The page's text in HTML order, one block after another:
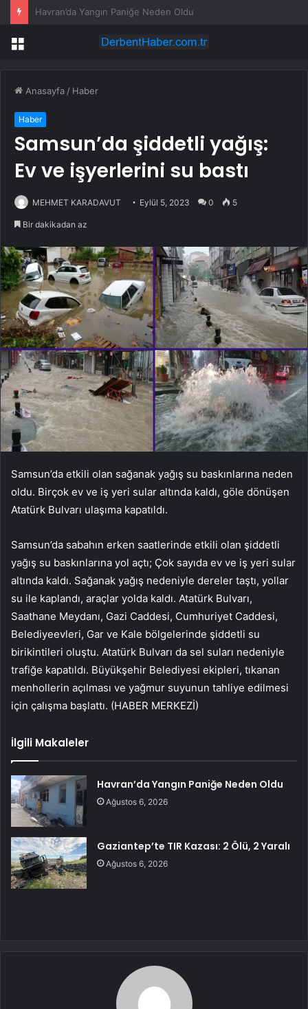
Gaziantep’te TIR Kazası: 2 Ölü, 2 Yaralı
Menü
Anasayfa / Haber
Haber
Samsun’da şiddetli yağış:
Ev ve işyerlerini su bastı
MEHMET KARADAVUT Eylül 5, 2023 0 5
Bir dakikadan az
Samsun’da etkili olan sağanak yağış su baskınlarına neden
oldu. Birçok ev ve iş yeri sular altında kaldı, göle dönüşen
Atatürk Bulvarı ulaşıma kapatıldı.
Samsun’da sabahın erken saatlerinde etkili olan şiddetli
yağış su baskınlarına yol açtı; Çok sayıda ev ve iş yeri sular
altında kaldı. Sağanak yağış nedeniyle dereler taştı, yollar
su ile kaplandı, araçlar yolda kaldı. Atatürk Bulvarı,
Saathane Meydanı, Gazi Caddesi, Cumhuriyet Caddesi,
Belediyeevleri, Gar ve Kale bölgelerinde şiddetli su
birikintileri oluştu. Atatürk Bulvarı da sel suları nedeniyle
trafiğe kapatıldı. Büyükşehir Belediyesi ekipleri, tıkanan
menhollerin açılması ve yağmur suyunun tahliye edilmesi
için çalışma başlattı. (HABER MERKEZİ)
İlgili Makaleler
Havran’da Yangın Paniğe Neden Oldu
Ağustos 6, 2026
Gaziantep’te TIR Kazası: 2 Ölü, 2 Yaralı
Ağustos 6, 2026